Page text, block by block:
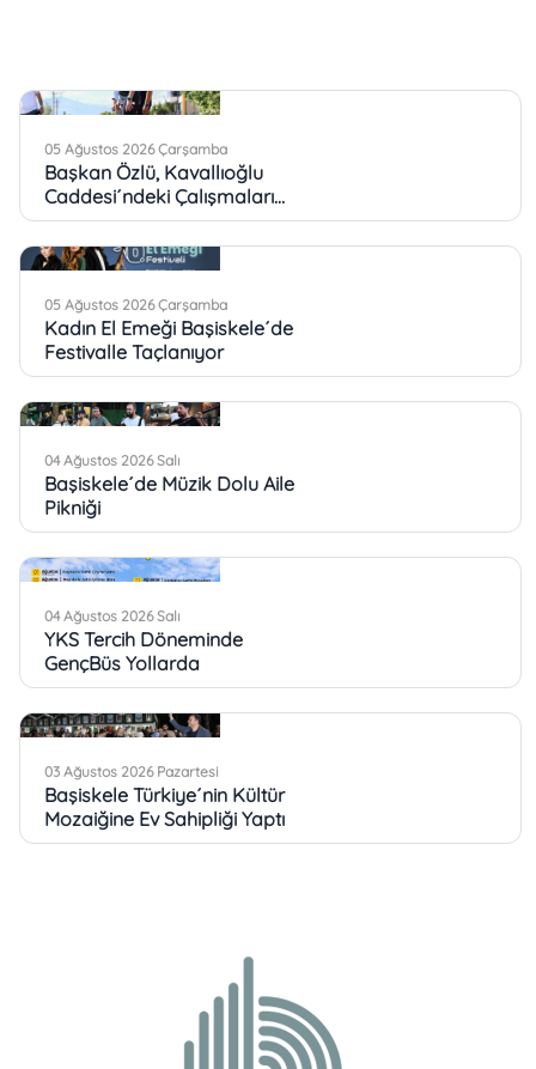
05 Ağustos 2026 Çarşamba
Başkan Özlü, Kavallıoğlu
Caddesi´ndeki Çalışmaları
İnceledi
05 Ağustos 2026 Çarşamba
Kadın El Emeği Başiskele´de
Festivalle Taçlanıyor
04 Ağustos 2026 Salı
Başiskele´de Müzik Dolu Aile
Pikniği
04 Ağustos 2026 Salı
YKS Tercih Döneminde
GençBüs Yollarda
03 Ağustos 2026 Pazartesi
Başiskele Türkiye´nin Kültür
Mozaiğine Ev Sahipliği Yaptı